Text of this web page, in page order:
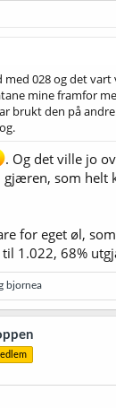
med 028 og det
mine framfor
brukt den på
. Og det ville jo
gjæren, som helt
for eget øl,
1.022, 68%
bjornea